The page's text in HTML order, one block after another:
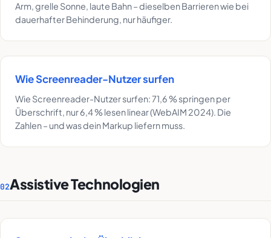
Arm, grelle Sonne, laute Bahn – dieselben Barrieren wie bei
dauerhafter Behinderung, nur häufiger.
Wie Screenreader-Nutzer surfen
Wie Screenreader-Nutzer surfen: 71,6 % springen per
Überschrift, nur 6,4 % lesen linear (WebAIM 2024). Die
Zahlen – und was dein Markup liefern muss.
02Assistive Technologien